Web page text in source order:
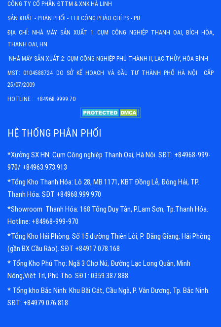
CÔNG TY CỔ PHẦN ĐTTM & XNK HÀ LINH
SẢN XUẤT - PHÂN PHỐI - THI CÔNG PHÀO CHỈ PS - PU
ĐỊA CHỈ: NHÀ MÁY SẢN XUẤT 1: CỤM CÔNG NGHIỆP THANH OAI, BÍCH HÒA,
THANH OAI, HN
NHÀ MÁY SẢN XUẤT 2: CỤM CÔNG NGHIỆP PHÚ THÀNH II, LẠC THỦY, HÒA BÌNH
MST: 0104588724 DO SỞ KẾ HOẠCH VÀ ĐẦU TƯ THÀNH PHỐ HÀ NỘI CẤP
25/07/2009
HOTLINE : +84968.9999.70
HỆ THỐNG PHÂN PHỐI
*Xưởng SX HN: Cụm Công nghiệp Thanh Oai, Hà Nội. SĐT: +84968-999-
970/ +84963.973.913
*Tổng Kho Thanh Hóa: Lô 28, MB 1171, KBT Đồng Lễ, Đông Hải, TP.
Thanh Hóa. SĐT +84968.999.970
*Showroom Thanh Hóa: 168 Tống Duy Tân, P.Lam Sơn, Tp.Thanh Hóa.
Hotline: +84968-999-970
*Tổng Kho Hải Phòng: Số 15 đường Thiên Lôi, P. Đằng Giang, Hải Phòng
(gần BX Cầu Rào). SĐT +84917.078.168
* Tổng Kho Phú Thọ: Ngã 3 Chợ Nú, Đường Lạc Long Quân, Minh
Nông,Việt Trì, Phú Thọ. SĐT: 0359.387.888
* Tổng kho Bắc Ninh: Khu Bãi Cát, Cầu Ngà, P. Vân Dương, Tp. Bắc Ninh.
SĐT: +84979.076.818